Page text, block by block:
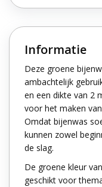
Informatie
Deze groene
ambachtelijk
en een dikte van 2
voor het maken
Omdat bijenwas
kunnen zowel
de slag.
De groene kleur
geschikt voor